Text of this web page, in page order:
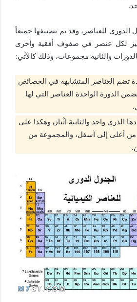
الدوري للعناصر، وقد تم تصنيفها جميعاً
لكل عنصر في صفوف أفقية وأخرى
والثانية مجموعات، وذلك كالآتي:
تضم العناصر المتشابهة في الخصائص
الدورة الواحدة العناصر التي لها
الذري واحد والثانية اثْنان وهكذا على
أعلى إلى أسفل، والمجموعة من